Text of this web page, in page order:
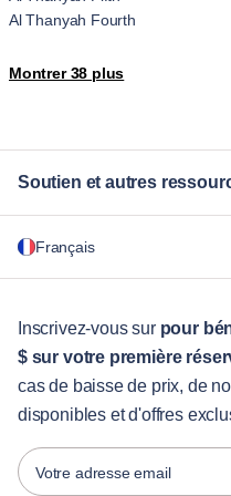
Al Thanyah Fourth
Bluewaters Island
Dubai Silicon Oasis
JLT
Jumeirah
Madinat Dubai Al Melaheyah
Marsa Dubai
Mirdif
The Palm Jumeirah
Umm Suqeim
Wadi Al Safa 2
Montrer 38 plus
Soutien et autres
Pour les entreprises
Services aux visiteurs
Guides des villes
Partenaires
Opérateurs de location de
Français
English
Português
Español
Français
Inscrivez-vous sur pour
$ sur votre première
cas de baisse de prix, de
disponibles et d'offres
Votre adresse email